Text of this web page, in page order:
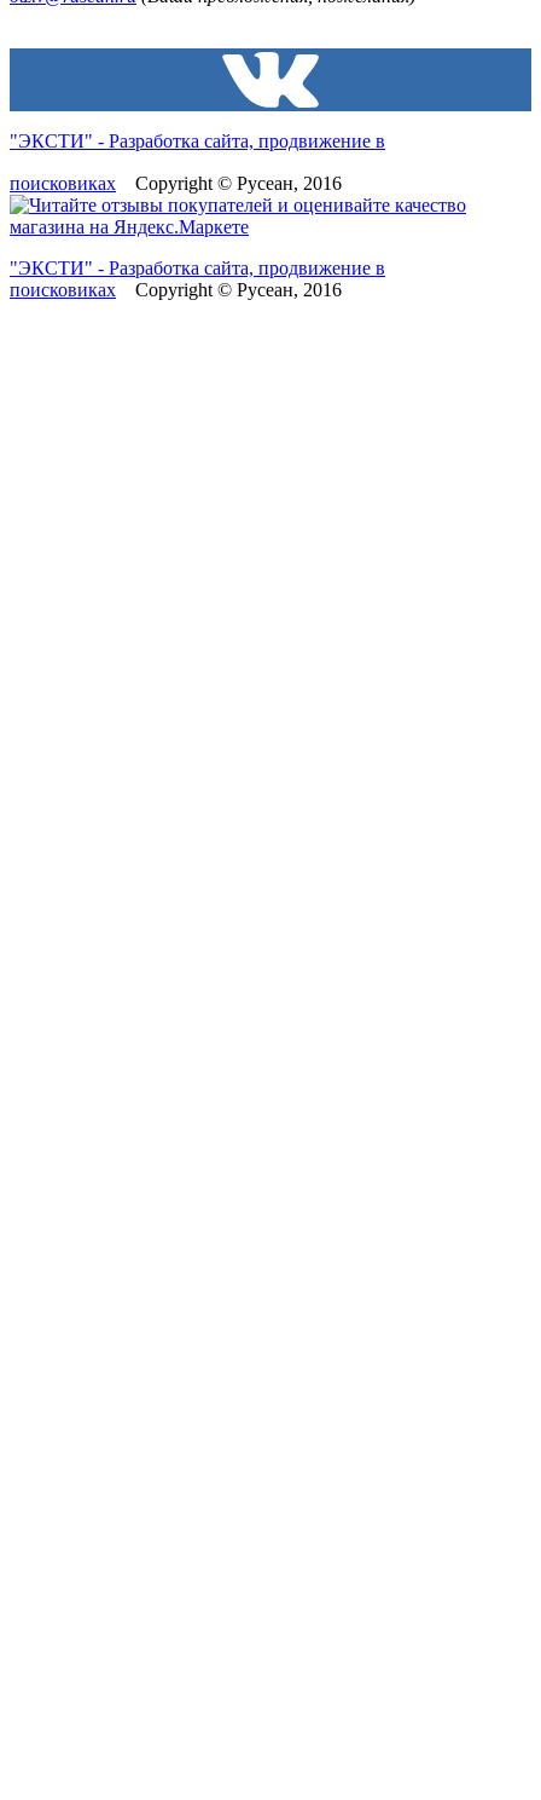
"ЭКСТИ" - Разработка сайта, продвижение в
поисковиках Copyright © Русеан, 2016
"ЭКСТИ" - Разработка сайта, продвижение в
поисковиках Copyright © Русеан, 2016